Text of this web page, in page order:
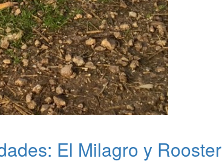
El Milagro y Rooster